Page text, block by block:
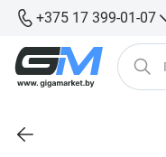
+375 17 399-01-07